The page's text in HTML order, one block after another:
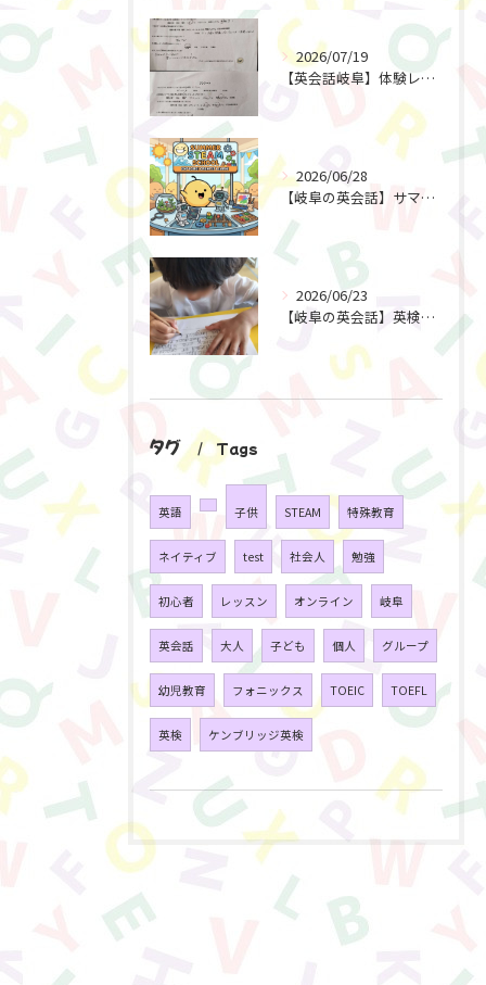
2026/07/19
【英会話岐阜】体験レッスン後すぐにご予約！選ばれる理由とは？
2026/06/28
【岐阜の英会話】サマースクール2026 受付開始！
2026/06/23
【岐阜の英会話】英検対策で育てる「書く力」と「考える力」
タグ Tags
英語 子供 STEAM 特殊教育
ネイティブ test 社会人 勉強
初心者 レッスン オンライン 岐阜
英会話 大人 子ども 個人 グループ
幼児教育 フォニックス TOEIC TOEFL
英検 ケンブリッジ英検